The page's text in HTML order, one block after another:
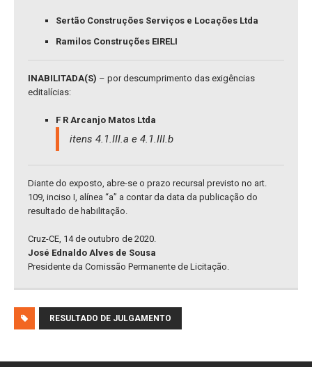
Sertão Construções Serviços e Locações Ltda
Ramilos Construções EIRELI
INABILITADA(S) – por descumprimento das exigências
editalícias:
F R Arcanjo Matos Ltda
itens 4.1.III.a e 4.1.III.b
Diante do exposto, abre-se o prazo recursal previsto no art.
109, inciso I, alínea “a” a contar da data da publicação do
resultado de habilitação.
Cruz-CE, 14 de outubro de 2020.
José Ednaldo Alves de Sousa
Presidente da Comissão Permanente de Licitação.
RESULTADO DE JULGAMENTO